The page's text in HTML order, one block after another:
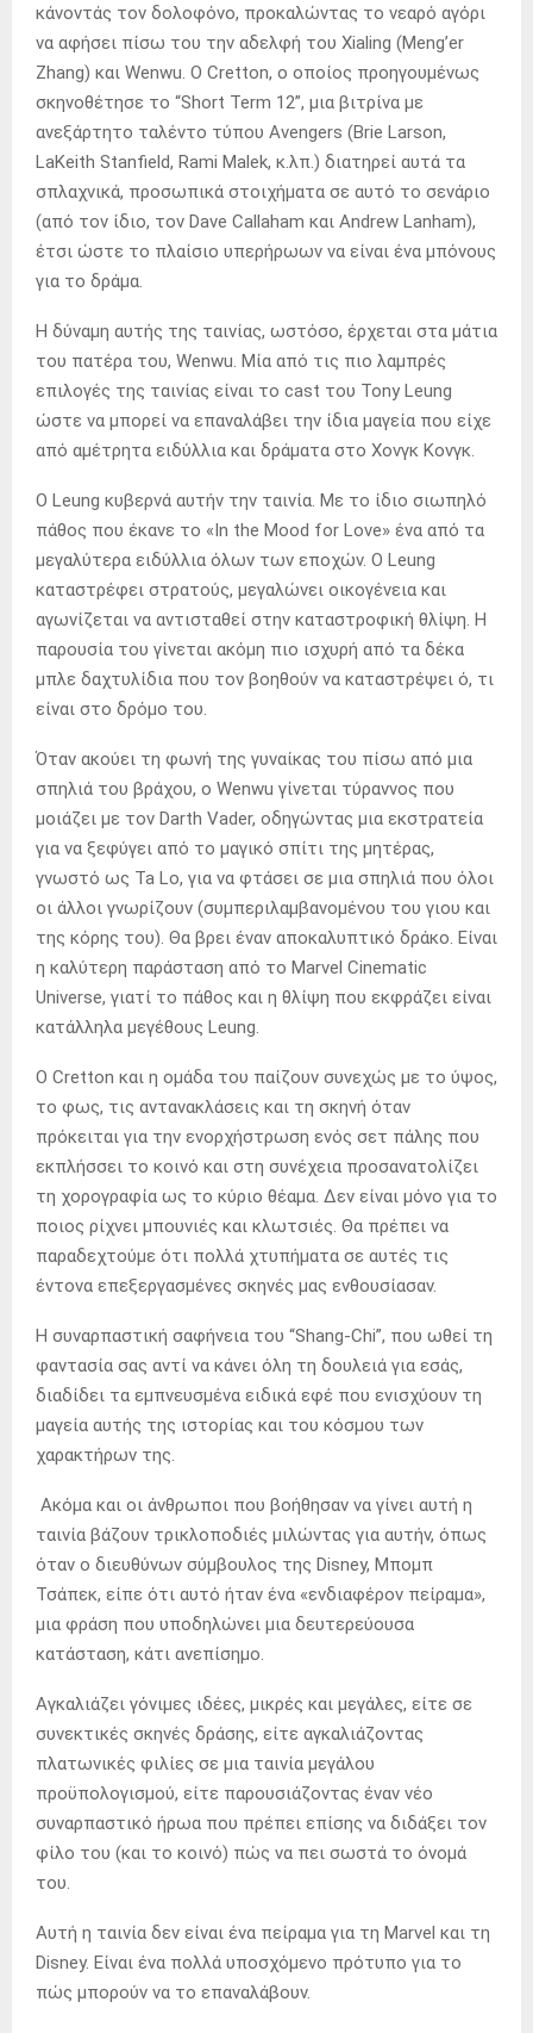
κάνοντάς τον δολοφόνο, προκαλώντας το νεαρό αγόρι
να αφήσει πίσω του την αδελφή του Xialing (Meng’er
Zhang) και Wenwu. Ο Cretton, ο οποίος προηγουμένως
σκηνοθέτησε το “Short Term 12”, μια βιτρίνα με
ανεξάρτητο ταλέντο τύπου Avengers (Brie Larson,
LaKeith Stanfield, Rami Malek, κ.λπ.) διατηρεί αυτά τα
σπλαχνικά, προσωπικά στοιχήματα σε αυτό το σενάριο
(από τον ίδιο, τον Dave Callaham και Andrew Lanham),
έτσι ώστε το πλαίσιο υπερήρωων να είναι ένα μπόνους
για το δράμα.
Η δύναμη αυτής της ταινίας, ωστόσο, έρχεται στα μάτια
του πατέρα του, Wenwu. Μία από τις πιο λαμπρές
επιλογές της ταινίας είναι το cast του Tony Leung
ώστε να μπορεί να επαναλάβει την ίδια μαγεία που είχε
από αμέτρητα ειδύλλια και δράματα στο Χονγκ Κονγκ.
Ο Leung κυβερνά αυτήν την ταινία. Με το ίδιο σιωπηλό
πάθος που έκανε το «In the Mood for Love» ένα από τα
μεγαλύτερα ειδύλλια όλων των εποχών. Ο Leung
καταστρέφει στρατούς, μεγαλώνει οικογένεια και
αγωνίζεται να αντισταθεί στην καταστροφική θλίψη. Η
παρουσία του γίνεται ακόμη πιο ισχυρή από τα δέκα
μπλε δαχτυλίδια που τον βοηθούν να καταστρέψει ό, τι
είναι στο δρόμο του.
Όταν ακούει τη φωνή της γυναίκας του πίσω από μια
σπηλιά του βράχου, ο Wenwu γίνεται τύραννος που
μοιάζει με τον Darth Vader, οδηγώντας μια εκστρατεία
για να ξεφύγει από το μαγικό σπίτι της μητέρας,
γνωστό ως Ta Lo, για να φτάσει σε μια σπηλιά που όλοι
οι άλλοι γνωρίζουν (συμπεριλαμβανομένου του γιου και
της κόρης του). Θα βρει έναν αποκαλυπτικό δράκο. Είναι
η καλύτερη παράσταση από το Marvel Cinematic
Universe, γιατί το πάθος και η θλίψη που εκφράζει είναι
κατάλληλα μεγέθους Leung.
Ο Cretton και η ομάδα του παίζουν συνεχώς με το ύψος,
το φως, τις αντανακλάσεις και τη σκηνή όταν
πρόκειται για την ενορχήστρωση ενός σετ πάλης που
εκπλήσσει το κοινό και στη συνέχεια προσανατολίζει
τη χορογραφία ως το κύριο θέαμα. Δεν είναι μόνο για το
ποιος ρίχνει μπουνιές και κλωτσιές. Θα πρέπει να
παραδεχτούμε ότι πολλά χτυπήματα σε αυτές τις
έντονα επεξεργασμένες σκηνές μας ενθουσίασαν.
Η συναρπαστική σαφήνεια του “Shang-Chi”, που ωθεί τη
φαντασία σας αντί να κάνει όλη τη δουλειά για εσάς,
διαδίδει τα εμπνευσμένα ειδικά εφέ που ενισχύουν τη
μαγεία αυτής της ιστορίας και του κόσμου των
χαρακτήρων της.
Ακόμα και οι άνθρωποι που βοήθησαν να γίνει αυτή η
ταινία βάζουν τρικλοποδιές μιλώντας για αυτήν, όπως
όταν ο διευθύνων σύμβουλος της Disney, Μπομπ
Τσάπεκ, είπε ότι αυτό ήταν ένα «ενδιαφέρον πείραμα»,
μια φράση που υποδηλώνει μια δευτερεύουσα
κατάσταση, κάτι ανεπίσημο.
Αγκαλιάζει γόνιμες ιδέες, μικρές και μεγάλες, είτε σε
συνεκτικές σκηνές δράσης, είτε αγκαλιάζοντας
πλατωνικές φιλίες σε μια ταινία μεγάλου
προϋπολογισμού, είτε παρουσιάζοντας έναν νέο
συναρπαστικό ήρωα που πρέπει επίσης να διδάξει τον
φίλο του (και το κοινό) πώς να πει σωστά το όνομά
του.
Αυτή η ταινία δεν είναι ένα πείραμα για τη Marvel και τη
Disney. Είναι ένα πολλά υποσχόμενο πρότυπο για το
πώς μπορούν να το επαναλάβουν.